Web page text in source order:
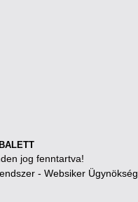
jog fenntartva!
- Websiker Ügynökség.